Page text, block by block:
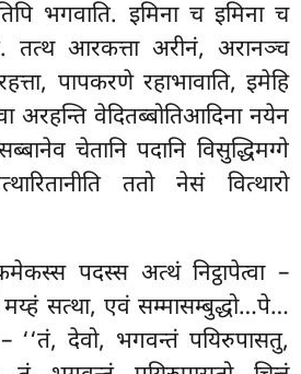
भगवाति. इमिना च इमिना च
तत्थ आरकत्ता अरीनं, अरानञ्च
पापकरणे रहाभावाति, इमेहि
अरहन्ति वेदितब्बोतिआदिना नयेन
चेतानि पदानि विसुद्धिमग्गे
ततो नेसं वित्थारो
पदस्स अत्थं निट्ठापेत्वा –
सत्था, एवं सम्मासम्बुद्धो…पे…
‘‘तं, देवो, भगवन्तं पयिरुपासतु,